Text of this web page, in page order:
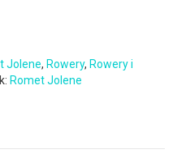
Jolene, Rowery, Rowery i
Romet Jolene